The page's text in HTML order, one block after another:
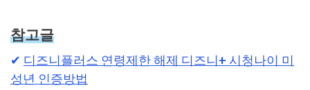
참고글
✔︎ 디즈니플러스 연령제한 해제 디즈니+ 시청나이 미
성년 인증방법